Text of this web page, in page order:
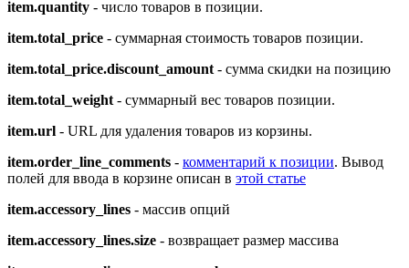
item.quantity - число товаров в позиции.
item.total_price - суммарная стоимость товаров позиции.
item.total_price.discount_amount- сумма скидки на позицию
item.total_weight- суммарный вес товаров позиции.
item.url - URL для удаления товаров из корзины.
item.order_line_comments - комментарий к позиции. Вывод
полей для ввода в корзине описан в этой статье
item.accessory_lines - массив опций
item.accessory_lines.size - возвращает размер массива